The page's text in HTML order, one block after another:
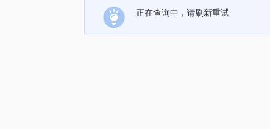
正在查询中，请刷新重试